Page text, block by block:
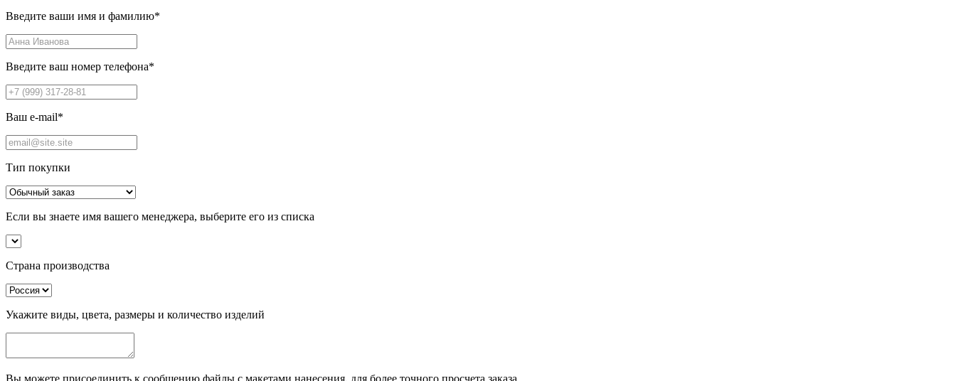
Введите ваши имя и фамилию*
Введите ваш номер телефона*
Ваш e-mail*
Тип покупки
Если вы знаете имя вашего менеджера, выберите его из списка
Страна производства
Укажите виды, цвета, размеры и количество изделий
Вы можете присоединить к сообщению файлы с макетами нанесения, для более точного просчета заказа